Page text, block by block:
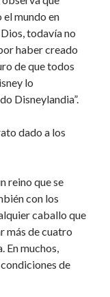
el mundo en
todavía no
haber creado
de que todos
lo
Disneylandia”.
dado a los
reino que se
con los
caballo que
más de cuatro
En muchos,
de